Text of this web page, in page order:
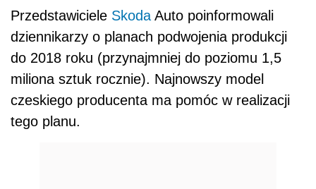
Przedstawiciele Skoda Auto poinformowali
dziennikarzy o planach podwojenia produkcji
do 2018 roku (przynajmniej do poziomu 1,5
miliona sztuk rocznie). Najnowszy model
czeskiego producenta ma pomóc w realizacji
tego planu.